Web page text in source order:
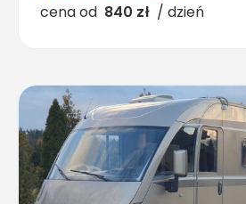
cena od 840 zł / dzień